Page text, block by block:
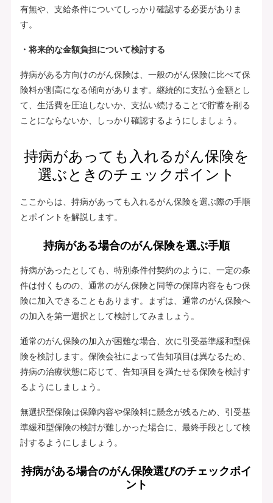
有無や、支給条件についてしっかり確認する必要がありま
す。
・将来的な金額負担について検討する
持病がある方向けのがん保険は、一般のがん保険に比べて保
険料が割高になる傾向があります。継続的に支払う金額とし
て、生活費を圧迫しないか、支払い続けることで貯蓄を削る
ことにならないか、しっかり確認するようにしましょう。
持病があっても入れるがん保険を
選ぶときのチェックポイント
ここからは、持病があっても入れるがん保険を選ぶ際の手順
とポイントを解説します。
持病がある場合のがん保険を選ぶ手順
持病があったとしても、特別条件付契約のように、一定の条
件は付くものの、通常のがん保険と同等の保障内容をもつ保
険に加入できることもあります。まずは、通常のがん保険へ
の加入を第一選択として検討してみましょう。
通常のがん保険の加入が困難な場合、次に引受基準緩和型保
険を検討します。保険会社によって告知項目は異なるため、
持病の治療状態に応じて、告知項目を満たせる保険を検討す
るようにしましょう。
無選択型保険は保障内容や保険料に懸念が残るため、引受基
準緩和型保険の検討が難しかった場合に、最終手段として検
討するようにしましょう。
持病がある場合のがん保険選びのチェックポイ
ント